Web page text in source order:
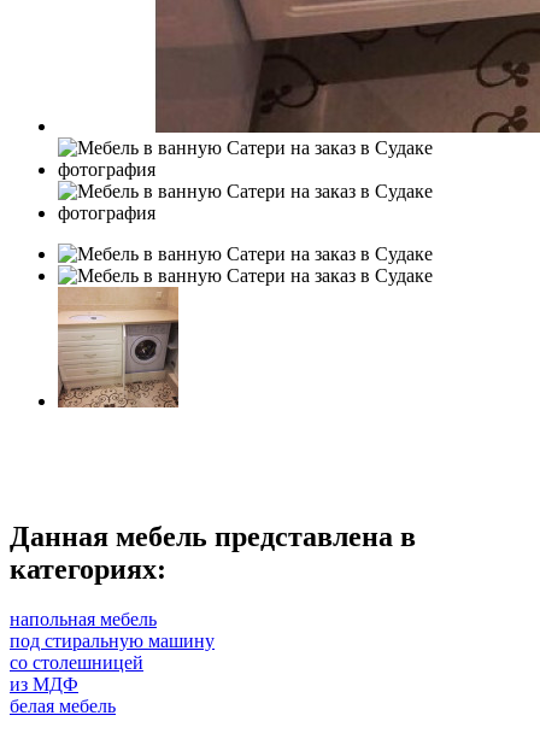
Данная мебель представлена в
категориях:
напольная мебель
под стиральную машину
со столешницей
из МДФ
белая мебель